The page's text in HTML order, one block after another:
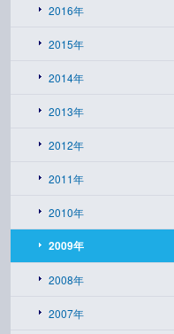
2016年
2015年
2014年
2013年
2012年
2011年
2010年
2009年
2008年
2007年